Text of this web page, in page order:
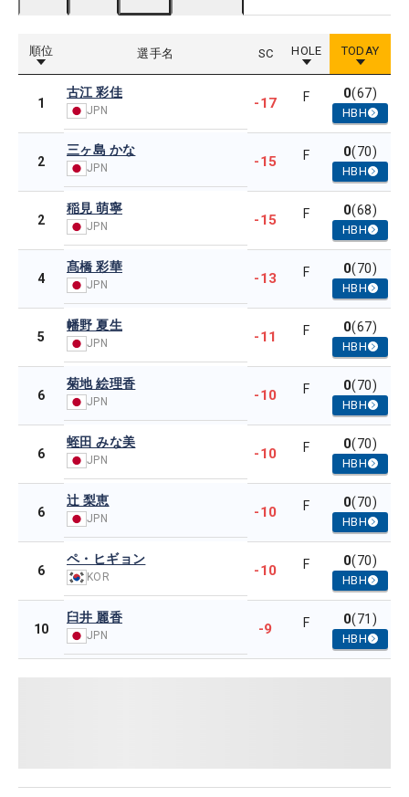
順位 選手名 SC HOLE TODAY
1
古江 彩佳
JPN -17 F 0(67)
HBH
2
三ヶ島 かな
JPN -15 F 0(70)
HBH
2
稲見 萌寧
JPN -15 F 0(68)
HBH
4
髙橋 彩華
JPN -13 F 0(70)
HBH
5
幡野 夏生
JPN -11 F 0(67)
HBH
6
菊地 絵理香
JPN -10 F 0(70)
HBH
6
蛭田 みな美
JPN -10 F 0(70)
HBH
6
辻 梨恵
JPN -10 F 0(70)
HBH
6
ペ・ヒギョン
KOR -10 F 0(70)
HBH
10
臼井 麗香
JPN -9 F 0(71)
HBH